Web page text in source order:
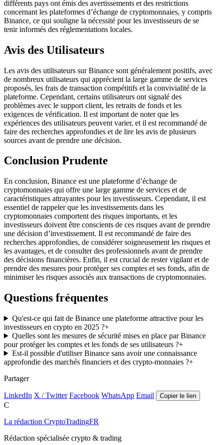
différents pays ont émis des avertissements et des restrictions
concernant les plateformes d’échange de cryptomonnaies, y compris
Binance, ce qui souligne la nécessité pour les investisseurs de se
tenir informés des réglementations locales.
Avis des Utilisateurs
Les avis des utilisateurs sur Binance sont généralement positifs, avec
de nombreux utilisateurs qui apprécient la large gamme de services
proposés, les frais de transaction compétitifs et la convivialité de la
plateforme. Cependant, certains utilisateurs ont signalé des
problèmes avec le support client, les retraits de fonds et les
exigences de vérification. Il est important de noter que les
expériences des utilisateurs peuvent varier, et il est recommandé de
faire des recherches approfondies et de lire les avis de plusieurs
sources avant de prendre une décision.
Conclusion Prudente
En conclusion, Binance est une plateforme d’échange de
cryptomonnaies qui offre une large gamme de services et de
caractéristiques attrayantes pour les investisseurs. Cependant, il est
essentiel de rappeler que les investissements dans les
cryptomonnaies comportent des risques importants, et les
investisseurs doivent être conscients de ces risques avant de prendre
une décision d’investissement. Il est recommandé de faire des
recherches approfondies, de considérer soigneusement les risques et
les avantages, et de consulter des professionnels avant de prendre
des décisions financières. Enfin, il est crucial de rester vigilant et de
prendre des mesures pour protéger ses comptes et ses fonds, afin de
minimiser les risques associés aux transactions de cryptomonnaies.
Questions fréquentes
Qu'est-ce qui fait de Binance une plateforme attractive pour les
investisseurs en crypto en 2025 ?+
Quelles sont les mesures de sécurité mises en place par Binance
pour protéger les comptes et les fonds de ses utilisateurs ?+
Est-il possible d'utiliser Binance sans avoir une connaissance
approfondie des marchés financiers et des crypto-monnaies ?+
Partager
LinkedIn X / Twitter Facebook WhatsApp Email Copier le lien
C
La rédaction CryptoTradingFR
Rédaction spécialisée crypto & trading